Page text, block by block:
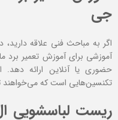
جی
اگر به مباحث فنی علاقه
آموزشی برای آموزش تعمیر
حضوری یا آنلاین ارائه دهد.
تکنسین‌هایی است که
ریست لباسشویی